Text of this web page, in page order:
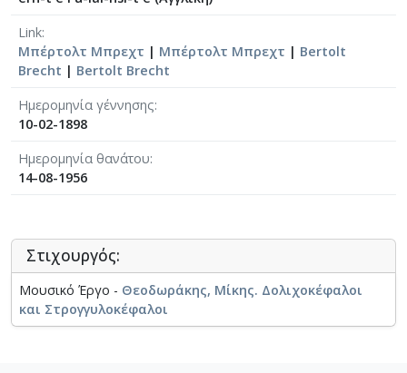
Link
Μπέρτολτ Μπρεχτ | Μπέρτολτ Μπρεχτ | Bertolt
Brecht | Bertolt Brecht
Ημερομηνία γέννησης
10-02-1898
Ημερομηνία θανάτου
14-08-1956
Στιχουργός:
Μουσικό Έργο - Θεοδωράκης, Μίκης. Δολιχοκέφαλοι
και Στρογγυλοκέφαλοι